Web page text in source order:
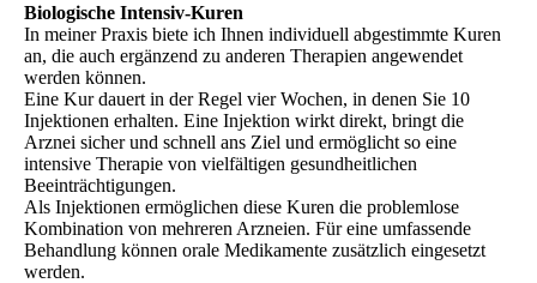
Biologische Intensiv-Kuren
In meiner Praxis biete ich Ihnen individuell abgestimmte Kuren
an, die auch ergänzend zu anderen Therapien angewendet
werden können.
Eine Kur dauert in der Regel vier Wochen, in denen Sie 10
Injektionen erhalten. Eine Injektion wirkt direkt, bringt die
Arznei sicher und schnell ans Ziel und ermöglicht so eine
intensive Therapie von vielfältigen gesundheitlichen
Beeinträchtigungen.
Als Injektionen ermöglichen diese Kuren die problemlose
Kombination von mehreren Arzneien. Für eine umfassende
Behandlung können orale Medikamente zusätzlich eingesetzt
werden.